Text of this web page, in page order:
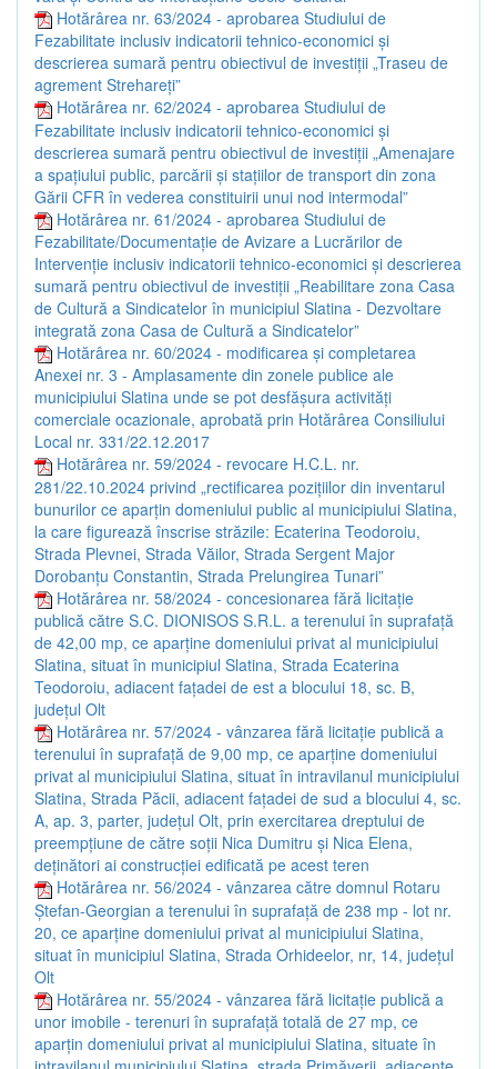
Hotărârea nr. 63/2024 - aprobarea Studiului de
Fezabilitate inclusiv indicatorii tehnico-economici și
descrierea sumară pentru obiectivul de investiții „Traseu de
agrement Strehareți”
Hotărârea nr. 62/2024 - aprobarea Studiului de
Fezabilitate inclusiv indicatorii tehnico-economici și
descrierea sumară pentru obiectivul de investiții „Amenajare
a spațiului public, parcării și stațiilor de transport din zona
Gării CFR în vederea constituirii unui nod intermodal”
Hotărârea nr. 61/2024 - aprobarea Studiului de
Fezabilitate/Documentație de Avizare a Lucrărilor de
Intervenție inclusiv indicatorii tehnico-economici și descrierea
sumară pentru obiectivul de investiții „Reabilitare zona Casa
de Cultură a Sindicatelor în municipiul Slatina - Dezvoltare
integrată zona Casa de Cultură a Sindicatelor”
Hotărârea nr. 60/2024 - modificarea și completarea
Anexei nr. 3 - Amplasamente din zonele publice ale
municipiului Slatina unde se pot desfășura activități
comerciale ocazionale, aprobată prin Hotărârea Consiliului
Local nr. 331/22.12.2017
Hotărârea nr. 59/2024 - revocare H.C.L. nr.
281/22.10.2024 privind „rectificarea pozițiilor din inventarul
bunurilor ce aparțin domeniului public al municipiului Slatina,
la care figurează înscrise străzile: Ecaterina Teodoroiu,
Strada Plevnei, Strada Văilor, Strada Sergent Major
Dorobanțu Constantin, Strada Prelungirea Tunari”
Hotărârea nr. 58/2024 - concesionarea fără licitație
publică către S.C. DIONISOS S.R.L. a terenului în suprafață
de 42,00 mp, ce aparține domeniului privat al municipiului
Slatina, situat în municipiul Slatina, Strada Ecaterina
Teodoroiu, adiacent fațadei de est a blocului 18, sc. B,
județul Olt
Hotărârea nr. 57/2024 - vânzarea fără licitație publică a
terenului în suprafață de 9,00 mp, ce aparține domeniului
privat al municipiului Slatina, situat în intravilanul municipiului
Slatina, Strada Păcii, adiacent fațadei de sud a blocului 4, sc.
A, ap. 3, parter, județul Olt, prin exercitarea dreptului de
preempțiune de către soții Nica Dumitru și Nica Elena,
deținători ai construcției edificată pe acest teren
Hotărârea nr. 56/2024 - vânzarea către domnul Rotaru
Ștefan-Georgian a terenului în suprafață de 238 mp - lot nr.
20, ce aparține domeniului privat al municipiului Slatina,
situat în municipiul Slatina, Strada Orhideelor, nr, 14, județul
Olt
Hotărârea nr. 55/2024 - vânzarea fără licitație publică a
unor imobile - terenuri în suprafață totală de 27 mp, ce
aparțin domeniului privat al municipiului Slatina, situate în